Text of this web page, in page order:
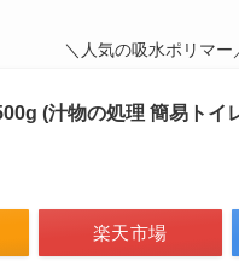
＼人気の吸水ポリマー
(汁物の処理 簡易ト
楽天市場